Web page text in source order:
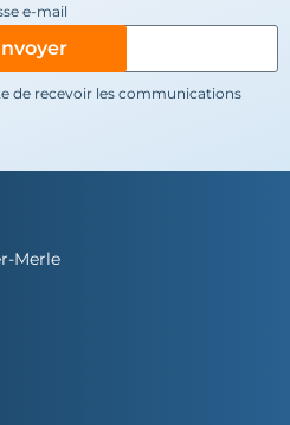
e-mail
de recevoir les communications
Merle